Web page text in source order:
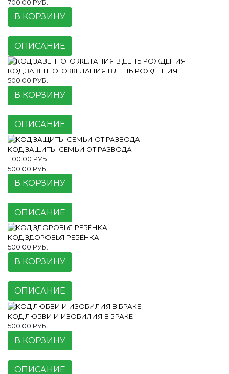
700.00 РУБ.
В КОРЗИНУ
ОПИСАНИЕ
КОД ЗАВЕТНОГО ЖЕЛАНИЯ В ДЕНЬ РОЖДЕНИЯ
500.00 РУБ.
В КОРЗИНУ
ОПИСАНИЕ
КОД ЗАЩИТЫ СЕМЬИ ОТ РАЗВОДА
1100.00 РУБ.
500.00 РУБ.
В КОРЗИНУ
ОПИСАНИЕ
КОД ЗДОРОВЬЯ РЕБЁНКА
500.00 РУБ.
В КОРЗИНУ
ОПИСАНИЕ
КОД ЛЮБВИ И ИЗОБИЛИЯ В БРАКЕ
500.00 РУБ.
В КОРЗИНУ
ОПИСАНИЕ